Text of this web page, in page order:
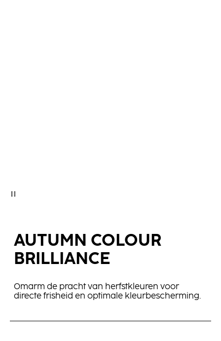
AUTUMN COLOUR
BRILLIANCE
Omarm de pracht van herfstkleuren voor
directe frisheid en optimale kleurbescherming.